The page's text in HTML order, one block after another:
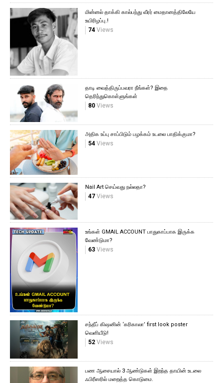
மின்னல் தாக்கி கால்பந்து வீரர் மைதானத்திலேயே
உயிரிழப்பு.!
74Views
தாடி வைத்திருப்பவரா நீங்கள்? இதை
தெரிந்துகொள்ளுங்கள்
80Views
அதிக உப்பு சாப்பிடும் பழக்கம் உடலை பாதிக்குமா?
54Views
Nail Art செய்வது நல்லதா?
47Views
உங்கள் GMAIL ACCOUNT பாதுகாப்பாக இருக்க
வேண்டுமா?
63Views
சந்தீப் கிஷனின் ‘கரிகாலா’ first look poster
வெளியீடு!
52Views
பண ஆசையால் 3 ஆண்டுகள் இறந்த தாயின் உடலை
ஃபிரீஸரில் மறைத்த கொடுமை.